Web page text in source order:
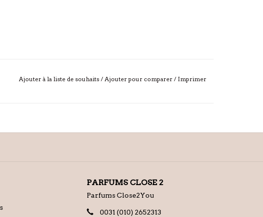
Ajouter à la liste de souhaits / Ajouter pour comparer / Imprimer
PARFUMS CLOSE 2
Parfums Close2You
0031 (010) 2652313